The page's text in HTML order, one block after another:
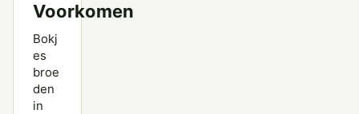
Voorkomen
Bokj
es
broe
den
in